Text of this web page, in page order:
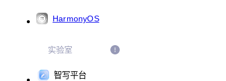
HarmonyOS
实验室
智写平台